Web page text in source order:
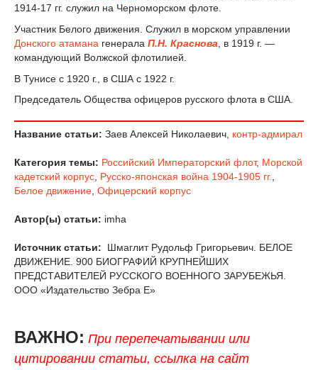
1914-17 гг. служил на Черноморском флоте.
Участник Белого движения. Служил в морском управлении
Донского атамана генерала П.Н. Краснова , в 1919 г. —
командующий Волжской флотилией.
В Тунисе с 1920 г., в США с 1922 г.
Председатель Общества офицеров русского флота в США.
Название статьи: Заев Алексей Николаевич, контр-адмирал
Категория темы: Российский Императорский флот, Морской
кадетский корпус, Русско-японская война 1904-1905 гг.,
Белое движение, Офицерский корпус
Автор(ы) статьи: imha
Источник статьи:
Шмаглит Рудольф Григорьевич. БЕЛОЕ
ДВИЖЕНИЕ. 900 БИОГРАФИЙ КРУПНЕЙШИХ
ПРЕДСТАВИТЕЛЕЙ РУССКОГО ВОЕННОГО ЗАРУБЕЖЬЯ.
ООО «Издательство Зебра Е»
ВАЖНО: При перепечатывании или
цитировании статьи, ссылка на сайт